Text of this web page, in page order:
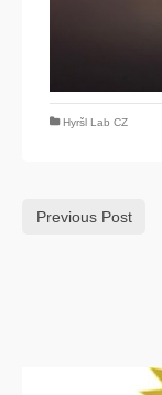
Hyršl Lab CZ
Previous Post